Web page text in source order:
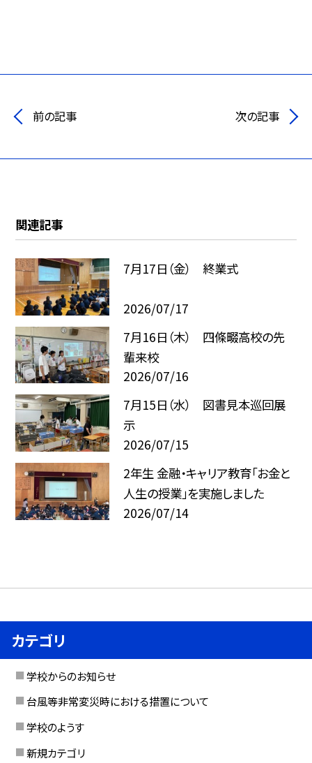
前の記事 次の記事
関連記事
7月17日（金） 終業式
2026/07/17
7月16日（木） 四條畷高校の先
輩来校
2026/07/16
7月15日（水） 図書見本巡回展
示
2026/07/15
2年生 金融・キャリア教育「お金と
人生の授業」を実施しました
2026/07/14
カテゴリ
学校からのお知らせ
台風等非常変災時における措置について
学校のようす
新規カテゴリ